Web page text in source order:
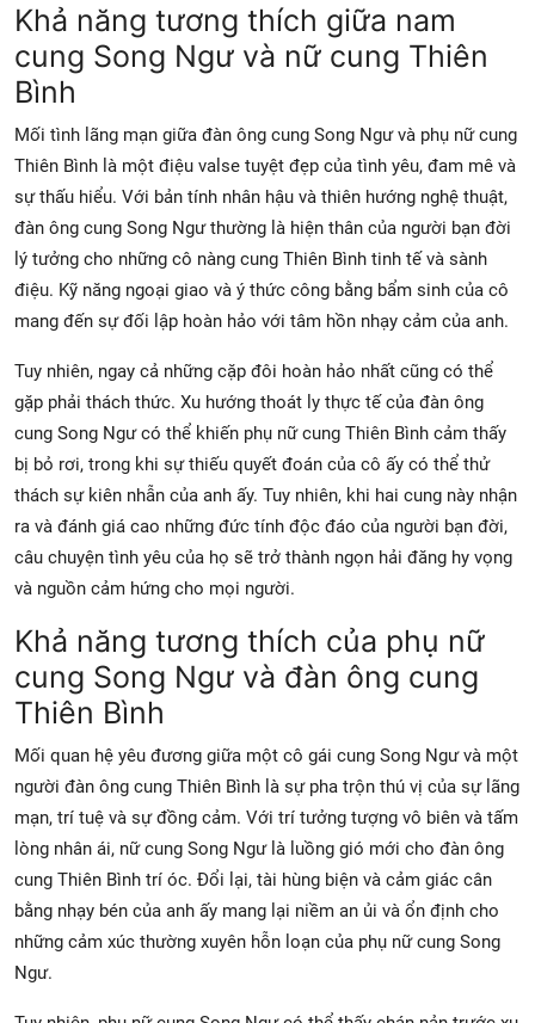
Khả năng tương thích giữa nam
cung Song Ngư và nữ cung Thiên
Bình
Mối tình lãng mạn giữa đàn ông cung Song Ngư và phụ nữ cung
Thiên Bình là một điệu valse tuyệt đẹp của tình yêu, đam mê và
sự thấu hiểu. Với bản tính nhân hậu và thiên hướng nghệ thuật,
đàn ông cung Song Ngư thường là hiện thân của người bạn đời
lý tưởng cho những cô nàng cung Thiên Bình tinh tế và sành
điệu. Kỹ năng ngoại giao và ý thức công bằng bẩm sinh của cô
mang đến sự đối lập hoàn hảo với tâm hồn nhạy cảm của anh.
Tuy nhiên, ngay cả những cặp đôi hoàn hảo nhất cũng có thể
gặp phải thách thức. Xu hướng thoát ly thực tế của đàn ông
cung Song Ngư có thể khiến phụ nữ cung Thiên Bình cảm thấy
bị bỏ rơi, trong khi sự thiếu quyết đoán của cô ấy có thể thử
thách sự kiên nhẫn của anh ấy. Tuy nhiên, khi hai cung này nhận
ra và đánh giá cao những đức tính độc đáo của người bạn đời,
câu chuyện tình yêu của họ sẽ trở thành ngọn hải đăng hy vọng
và nguồn cảm hứng cho mọi người.
Khả năng tương thích của phụ nữ
cung Song Ngư và đàn ông cung
Thiên Bình
Mối quan hệ yêu đương giữa một cô gái cung Song Ngư và một
người đàn ông cung Thiên Bình là sự pha trộn thú vị của sự lãng
mạn, trí tuệ và sự đồng cảm. Với trí tưởng tượng vô biên và tấm
lòng nhân ái, nữ cung Song Ngư là luồng gió mới cho đàn ông
cung Thiên Bình trí óc. Đổi lại, tài hùng biện và cảm giác cân
bằng nhạy bén của anh ấy mang lại niềm an ủi và ổn định cho
những cảm xúc thường xuyên hỗn loạn của phụ nữ cung Song
Ngư.